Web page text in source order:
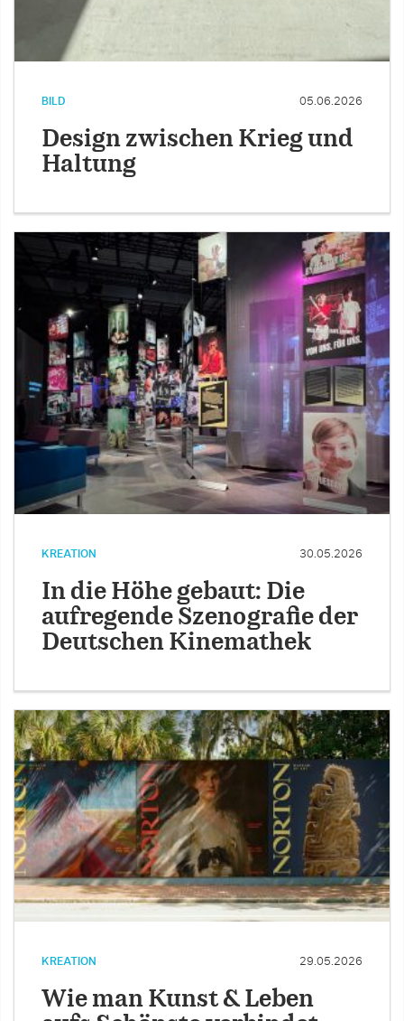
BILD 05.06.2026
Design zwischen Krieg und
Haltung
KREATION 30.05.2026
In die Höhe gebaut: Die
aufregende Szenografie der
Deutschen Kinemathek
KREATION 29.05.2026
Wie man Kunst & Leben